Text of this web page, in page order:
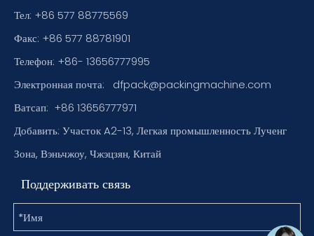
Тел: +86 577 88775569
Факс: +86 577 88781901
Телефон: +86- 13656777995
Электронная почта:
dfpack@packingmachine.com
Ватсап: +86 13656777971
Добавить: Участок A2-13, Легкая промышленность Лученг
Зона, Вэньчжоу, Чжэцзян, Китай
Поддерживать связь